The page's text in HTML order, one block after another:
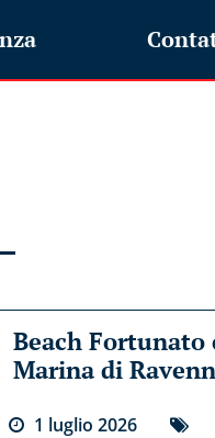
Beach Fortunato
Marina di
1 luglio 2026